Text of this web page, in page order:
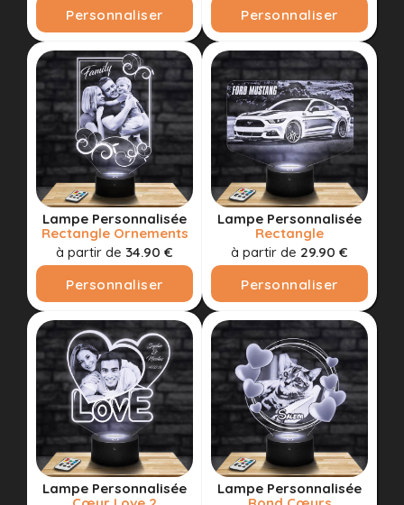
Personnaliser
Personnaliser
Lampe Personnalisée
Rectangle Ornements
à partir de 34.90 €
Personnaliser
Lampe Personnalisée
Rectangle
à partir de 29.90 €
Personnaliser
Lampe Personnalisée
Lampe Personnalisée